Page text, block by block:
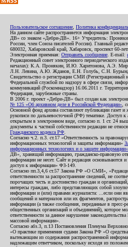
Пользовательское соглашение Политика
На данном сайте распространяется информация
ДВ» со знаком «Дебри-ДВ». 16+ Учредитель:
России, член Союза писателей России). Главный
680032, Хабаровский край, Хабаровск, проспект 60-
Электронная приемная: Отправить сообщение . E-mail:
Редакционный совет электронного периодического
началах): К.А. Пронякин, И.Ю. Харитонова, А.Э.
Л.Н. Левина, А.Ю. Жданов, Е.Н. Голубь, С.Н.
Свидетельство о регистрации СМИ (Регистрационный
Федеральной службой по надзору в сфере связи,
коммуникаций (Роскомнадзор) 16.06.2011 г.
Федерация, зарубежные страны.
В 2006 г. проект «Дебри-ДВ» был создан как
№ 125 «Об архивном деле в Российской Федерации» ,
Основной фонд архива составляют публикации газет
рукописи по дальневосточной (РФ) тематике. Доступ
открытым в электронном виде, согласно п. 1 ст. 24
документы к частной собственности редакции не
Гражданского кодекса РФ
Согласно ч.2. п.3. ст.17 «Ответственность за
информационных технологий и защиты информации»
информационных технологиях и о защите
ДВ», хранящий информацию, гражданско-правовую
информации не несет. Сайт и редакция основываются
доступ к информации» ФЗ-149.
Согласно пп.3,4,6 ст.57 Закона РФ «О СМИ»,
ответственности за распространение сведений, не
порочащих честь и достоинство граждан и
интересы граждан, либо представляющих собой
информации и (или) правами журналиста: ...если они
сообщений и материалов или их фрагментов,
информации (а также сообщения, переданные в пресс-
общественных организаций и объединений), которое
ответственности за данное нарушение
массовой информации».
Согласно абз.3, п.13 Постановления Пленума
«О практике применения судами Закона РФ «О
вытекающим из содержания распространенной
надлежащим ответчиком, поскольку исходя из